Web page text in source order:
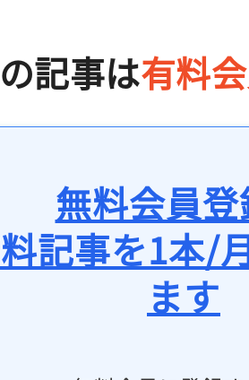
記事は有料
無料会員
記事を1本/
ます